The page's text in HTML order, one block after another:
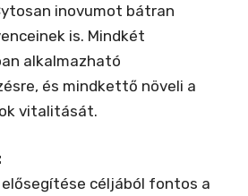
inovumot bátran
is. Mindkét
alkalmazható
és mindkettő növeli a
vitalitását.
céljából fontos a